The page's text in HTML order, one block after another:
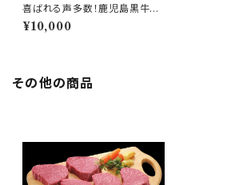
喜ばれる声多数！鹿児島黒牛バ
ラしゃぶしゃぶセット
¥10,000
その他の商品